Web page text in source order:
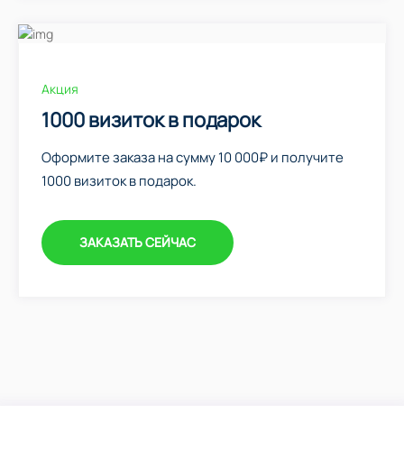
Акция
1000 визиток в подарок
Оформите заказа на сумму 10 000₽ и получите
1000 визиток в подарок.
ЗАКАЗАТЬ СЕЙЧАС